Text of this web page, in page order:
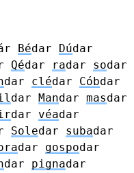
Bédar Dúdar
Qédar radar sodar
dar clédar Cóbdar
dar Mandar masdar
dar véadar
Soledar subadar
dar gospodar
dar pignadar